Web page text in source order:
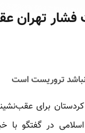
فشار تهران
تروریست است
برای
در گفتگو با